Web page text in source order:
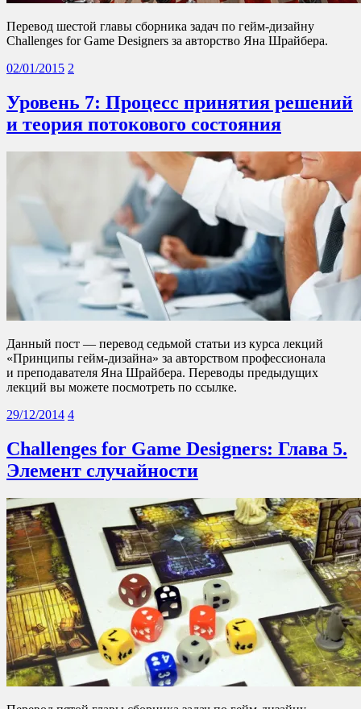
Перевод шестой главы сборника задач по гейм-дизайну
Challenges for Game Designers за авторство Яна Шрайбера.
02/01/2015 2
Уровень 7: Процесс принятия решений
и теория потокового состояния
Данный пост — перевод седьмой статьи из курса лекций
«Принципы гейм-дизайна» за авторством профессионала
и преподавателя Яна Шрайбера. Переводы предыдущих
лекций вы можете посмотреть по ссылке.
29/12/2014 4
Challenges for Game Designers: Глава 5.
Элемент случайности